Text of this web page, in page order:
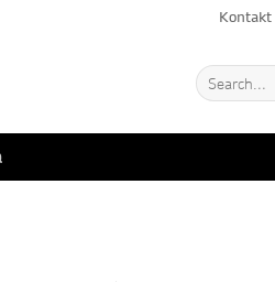
Kontakt